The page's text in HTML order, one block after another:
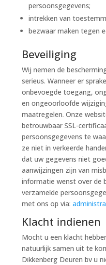
persoonsgegevens;
intrekken van
bezwaar maken tegen
Beveiliging
Wij nemen de
serieus. Wanneer er
onbevoegde toegang,
en ongeoorloofde
maatregelen. Onze
betrouwbaar SSL-
persoonsgegevens te
ze niet in verkeerde
dat uw gegevens niet
aanwijzingen zijn van
informatie wenst over de
verzamelde
met ons op via:
Klacht indienen
Mocht u een klacht
natuurlijk samen uit te
Dikkenberg Deuren bv u